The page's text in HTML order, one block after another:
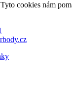
Tyto cookies nám